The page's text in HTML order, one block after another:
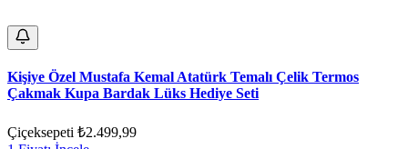
Kişiye Özel Mustafa Kemal Atatürk Temalı Çelik Termos
Çakmak Kupa Bardak Lüks Hediye Seti
Çiçeksepeti ₺2.499,99